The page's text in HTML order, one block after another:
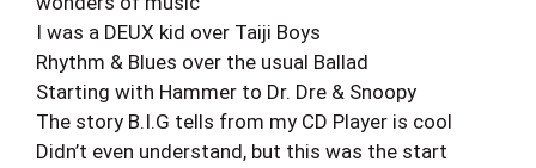
I was a DEUX kid over Taiji Boys
Rhythm & Blues over the usual Ballad
Starting with Hammer to Dr. Dre & Snoopy
The story B.I.G tells from my CD Player is cool
Didn’t even understand, but this was the start